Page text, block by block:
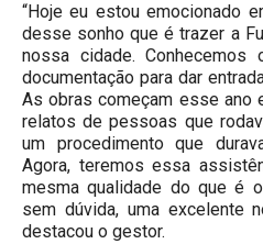
“Hoje eu estou emocionado
desse sonho que é trazer a
nossa cidade.
documentação para dar
As obras começam esse ano
relatos de pessoas que
um procedimento que
Agora, teremos essa
mesma qualidade do que é
sem dúvida, uma excelente
destacou o gestor.